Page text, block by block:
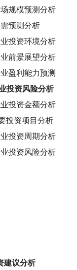
规模预测分析
预测分析
投资环境分析
前景展望分析
盈利能力预测
投资风险分析
投资金额分析
投资项目分析
投资周期分析
投资风险分析
建议分析